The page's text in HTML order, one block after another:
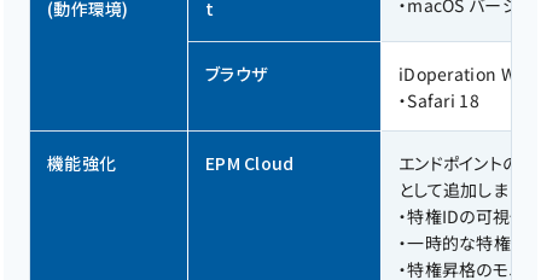
(動作環境)
t
・macOS バージョ
ブラウザ
iDoperation Web
・Safari 18
機能強化 EPM Cloud
エンドポイントの
として追加しまし
・特権IDの可視化
・一時的な特権昇
・特権昇格のモニタ